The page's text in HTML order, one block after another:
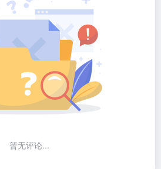
暂无评论...